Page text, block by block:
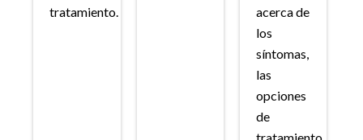
tratamiento.
acerca de
los
síntomas,
las
opciones
de